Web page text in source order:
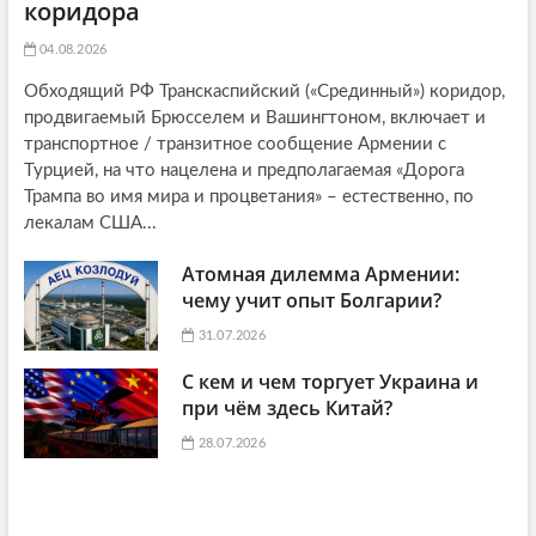
коридора
04.08.2026
Обходящий РФ Транскаспийский («Срединный») коридор,
продвигаемый Брюсселем и Вашингтоном, включает и
транспортное / транзитное сообщение Армении с
Турцией, на что нацелена и предполагаемая «Дорога
Трампа во имя мира и процветания» – естественно, по
лекалам США...
Атомная дилемма Армении:
чему учит опыт Болгарии?
31.07.2026
С кем и чем торгует Украина и
при чём здесь Китай?
28.07.2026